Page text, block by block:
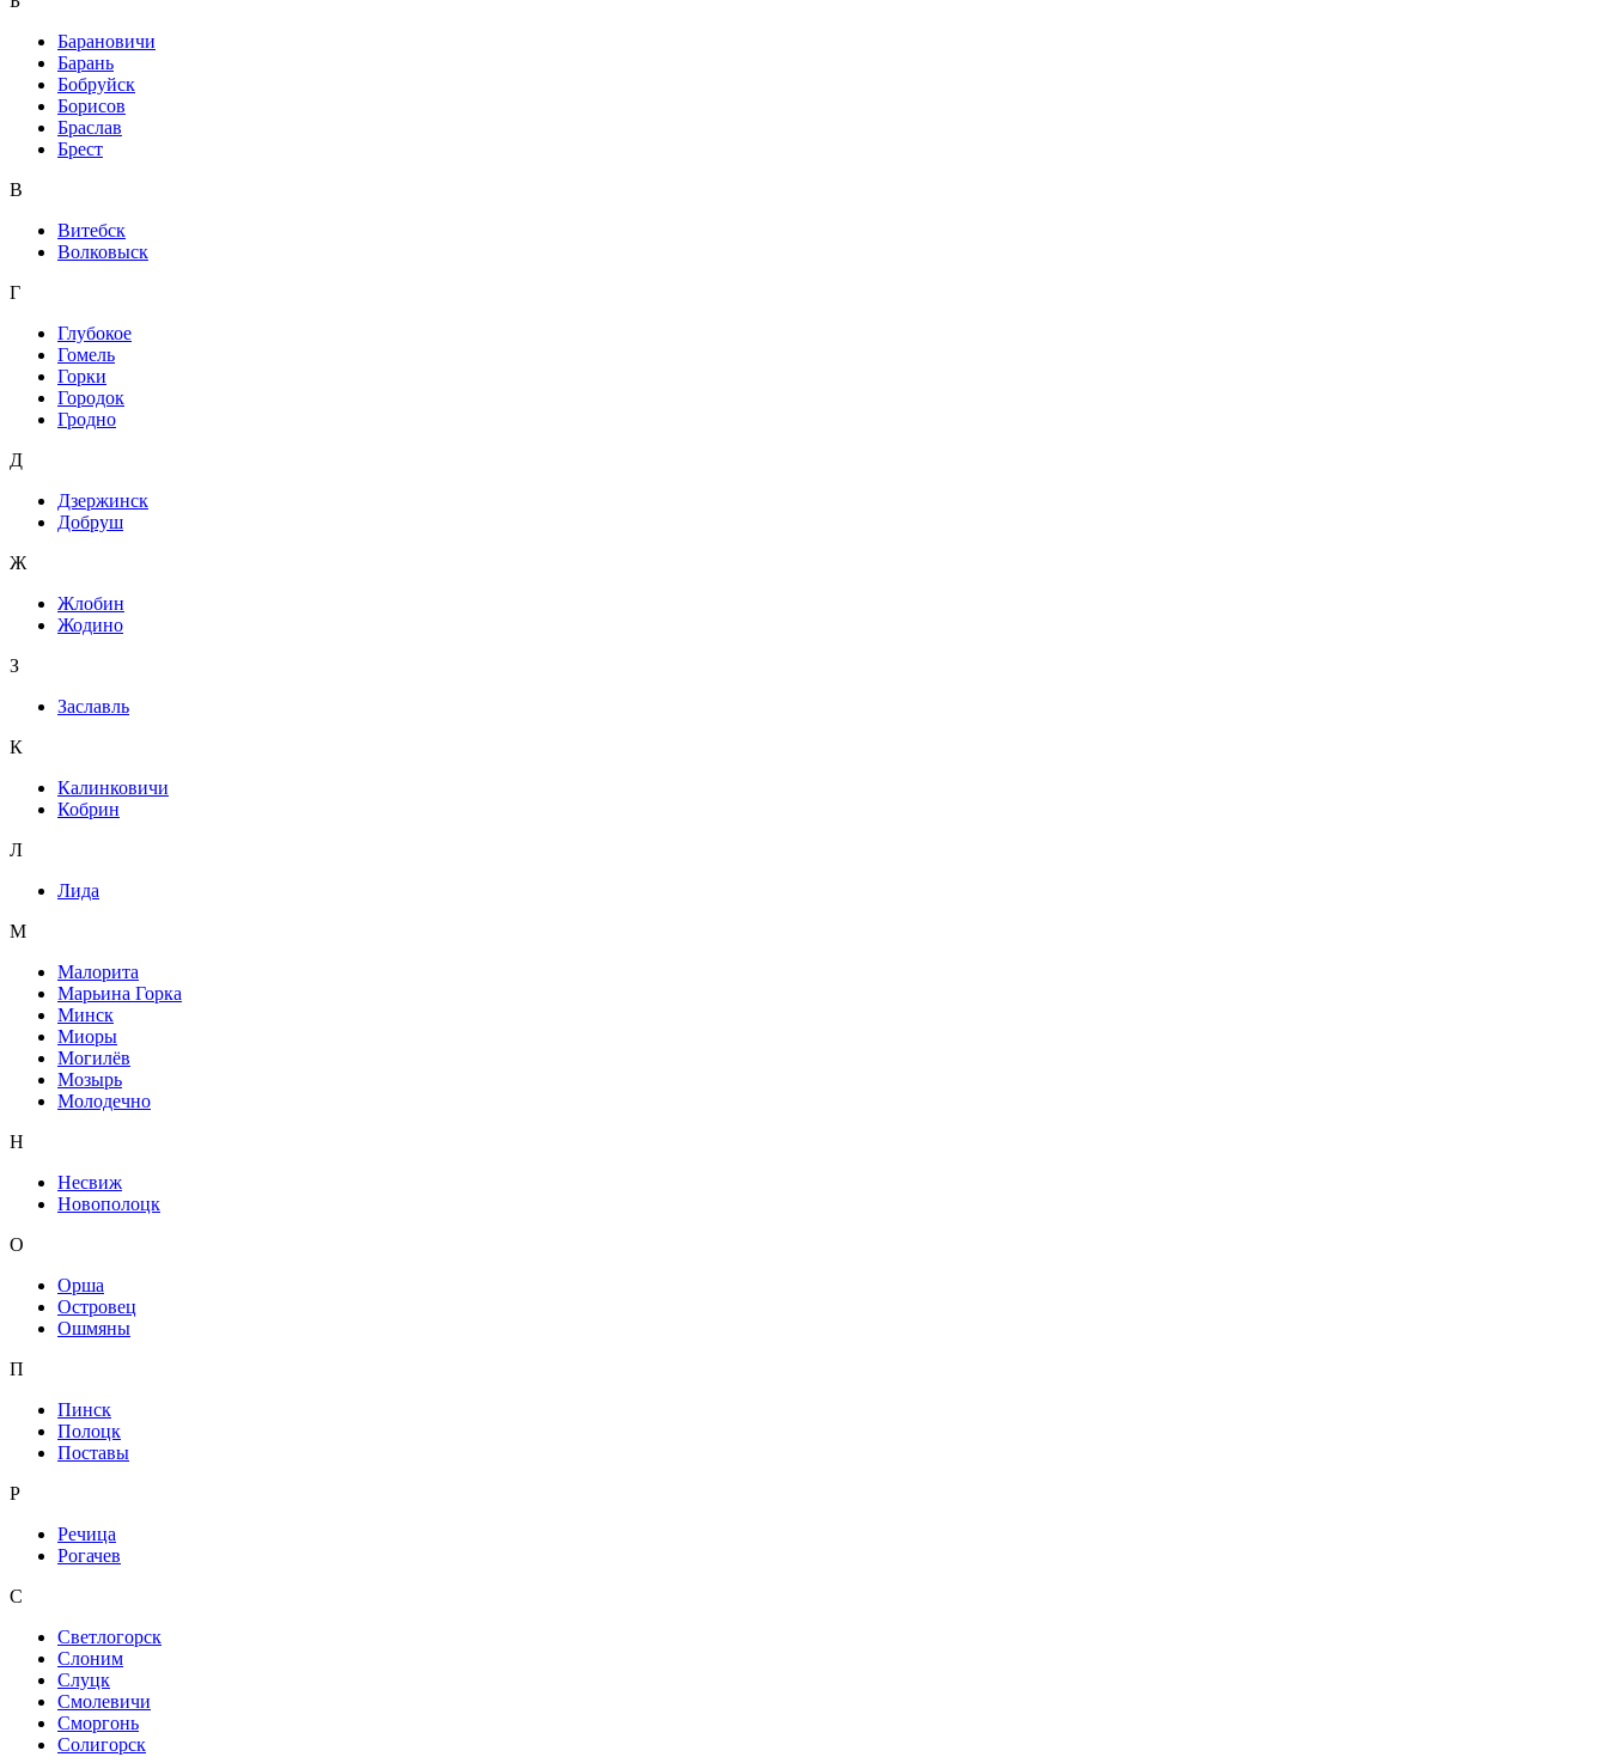
Барановичи
Барань
Бобруйск
Борисов
Браслав
Брест
В
Витебск
Волковыск
Г
Глубокое
Гомель
Горки
Городок
Гродно
Д
Дзержинск
Добруш
Ж
Жлобин
Жодино
З
Заславль
К
Калинковичи
Кобрин
Л
Лида
М
Малорита
Марьина Горка
Минск
Миоры
Могилёв
Мозырь
Молодечно
Н
Несвиж
Новополоцк
О
Орша
Островец
Ошмяны
П
Пинск
Полоцк
Поставы
Р
Речица
Рогачев
С
Светлогорск
Слоним
Слуцк
Смолевичи
Сморгонь
Солигорск